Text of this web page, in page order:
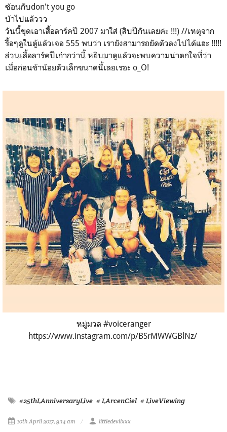
ซ้อนกับdon't you go
บ้าไปแล้ววว
วันนี้ขุดเอาเสื้อลาร์คปี 2007 มาใส่ (สิบปีกันเลยค่ะ !!!) //เหตุจาก
รื้อๆดูในตู้แล้วเจอ 555 พบว่า เรายังสามารถยัดตัวลงไปได้แฮะ !!!!!
ส่วนเสื้อลาร์คปีเก่ากว่านี้ หยิบมาดูแล้วจะพบความน่าตกใจที่ว่า
เมื่อก่อนข้าน้อยตัวเล็กขนาดนี้เลยเรอะ o_O!
หมู่มวล #voiceranger
https://www.instagram.com/p/BSrMWWGBlNz/
#25thLAnniversaryLive # LArcenCiel # LiveViewing
10th April 2017, 9:14 am littledevilxxx